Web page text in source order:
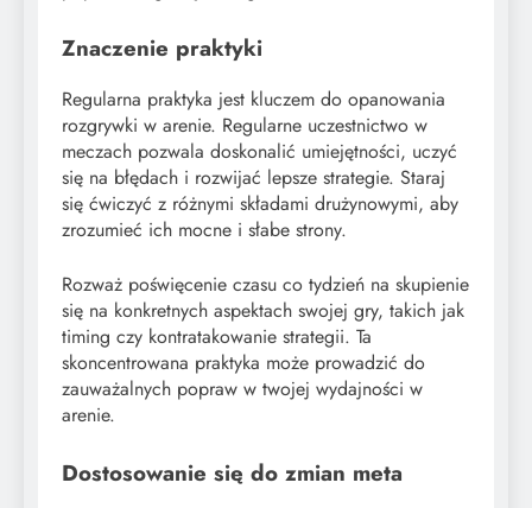
Znaczenie praktyki
Regularna praktyka jest kluczem do opanowania
rozgrywki w arenie. Regularne uczestnictwo w
meczach pozwala doskonalić umiejętności, uczyć
się na błędach i rozwijać lepsze strategie. Staraj
się ćwiczyć z różnymi składami drużynowymi, aby
zrozumieć ich mocne i słabe strony.
Rozważ poświęcenie czasu co tydzień na skupienie
się na konkretnych aspektach swojej gry, takich jak
timing czy kontratakowanie strategii. Ta
skoncentrowana praktyka może prowadzić do
zauważalnych popraw w twojej wydajności w
arenie.
Dostosowanie się do zmian meta